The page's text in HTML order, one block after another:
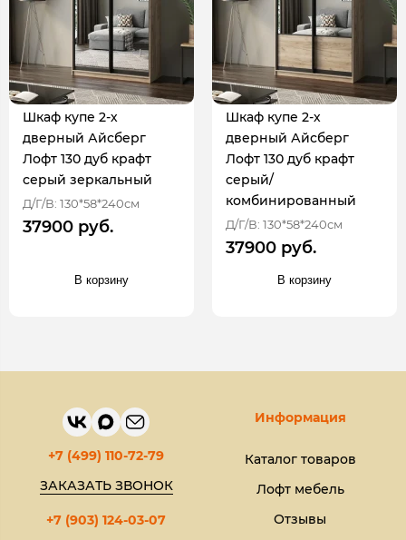
Шкаф купе 2-х
дверный Айсберг
Лофт 130 дуб крафт
серый зеркальный
Д/Г/В: 130*58*240см
37900 руб.
В корзину
Шкаф купе 2-х
дверный Айсберг
Лофт 130 дуб крафт
серый/
комбинированный
Д/Г/В: 130*58*240см
37900 руб.
В корзину
+7 (499) 110-72-79
ЗАКАЗАТЬ ЗВОНОК
+7 (903) 124-03-07
Информация
Каталог товаров
Лофт мебель
Отзывы